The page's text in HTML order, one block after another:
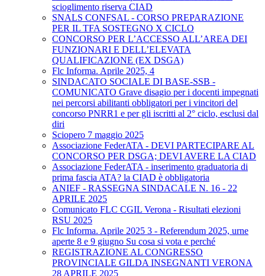
scioglimento riserva CIAD
SNALS CONFSAL - CORSO PREPARAZIONE
PER IL TFA SOSTEGNO X CICLO
CONCORSO PER L’ACCESSO ALL’AREA DEI
FUNZIONARI E DELL’ELEVATA
QUALIFICAZIONE (EX DSGA)
Flc Informa. Aprile 2025, 4
SINDACATO SOCIALE DI BASE-SSB -
COMUNICATO Grave disagio per i docenti impegnati
nei percorsi abilitanti obbligatori per i vincitori del
concorso PNRR1 e per gli iscritti al 2° ciclo, esclusi dal
diri
Sciopero 7 maggio 2025
Associazione FederATA - DEVI PARTECIPARE AL
CONCORSO PER DSGA; DEVI AVERE LA CIAD
Associazione FederATA - inserimento graduatoria di
prima fascia ATA? la CIAD è obbligatoria
ANIEF - RASSEGNA SINDACALE N. 16 - 22
APRILE 2025
Comunicato FLC CGIL Verona - Risultati elezioni
RSU 2025
Flc Informa. Aprile 2025 3 - Referendum 2025, urne
aperte 8 e 9 giugno Su cosa si vota e perché
REGISTRAZIONE AL CONGRESSO
PROVINCIALE GILDA INSEGNANTI VERONA
28 APRILE 2025